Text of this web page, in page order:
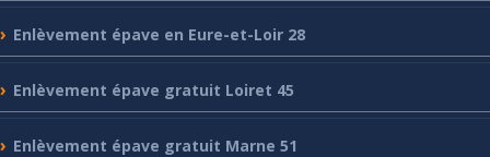
Enlèvement épave en Eure-et-Loir 28
Enlèvement épave gratuit Loiret 45
Enlèvement épave gratuit Marne 51